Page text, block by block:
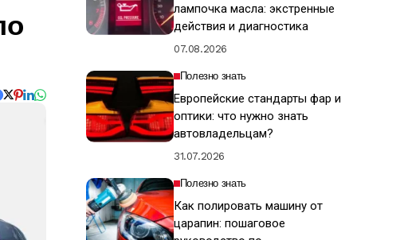
лампочка масла: экстренные
действия и диагностика
07.08.2026
Полезно знать
Европейские стандарты фар и
оптики: что нужно знать
автовладельцам?
31.07.2026
Полезно знать
Как полировать машину от
царапин: пошаговое